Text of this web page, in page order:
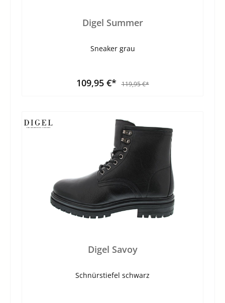
Digel Summer
Sneaker grau
109,95 €* 119,95 €*
Digel Savoy
Schnürstiefel schwarz